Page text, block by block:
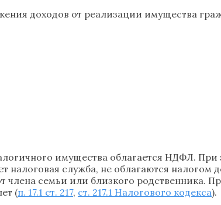
доходов от реализации имущества
имущества облагается НДФЛ. При
налоговая служба, не облагаются
семьи или близкого родственника.
(п. 17.1 ст. 217, ст. 217.1 Налогового кодекса).